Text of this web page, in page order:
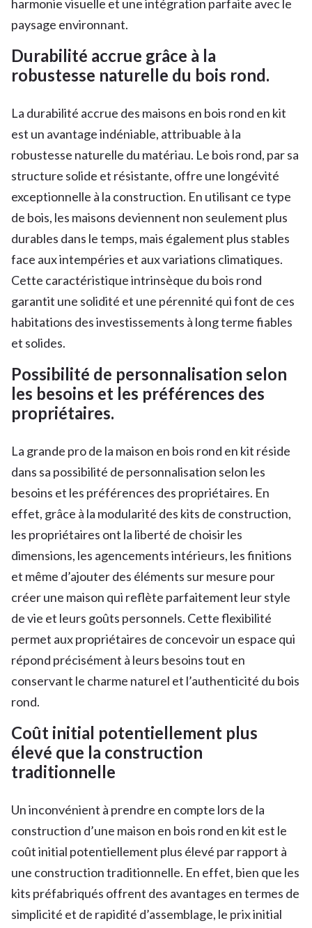
harmonie visuelle et une intégration parfaite avec le
paysage environnant.
Durabilité accrue grâce à la
robustesse naturelle du bois rond.
La durabilité accrue des maisons en bois rond en kit
est un avantage indéniable, attribuable à la
robustesse naturelle du matériau. Le bois rond, par sa
structure solide et résistante, offre une longévité
exceptionnelle à la construction. En utilisant ce type
de bois, les maisons deviennent non seulement plus
durables dans le temps, mais également plus stables
face aux intempéries et aux variations climatiques.
Cette caractéristique intrinsèque du bois rond
garantit une solidité et une pérennité qui font de ces
habitations des investissements à long terme fiables
et solides.
Possibilité de personnalisation selon
les besoins et les préférences des
propriétaires.
La grande pro de la maison en bois rond en kit réside
dans sa possibilité de personnalisation selon les
besoins et les préférences des propriétaires. En
effet, grâce à la modularité des kits de construction,
les propriétaires ont la liberté de choisir les
dimensions, les agencements intérieurs, les finitions
et même d’ajouter des éléments sur mesure pour
créer une maison qui reflète parfaitement leur style
de vie et leurs goûts personnels. Cette flexibilité
permet aux propriétaires de concevoir un espace qui
répond précisément à leurs besoins tout en
conservant le charme naturel et l’authenticité du bois
rond.
Coût initial potentiellement plus
élevé que la construction
traditionnelle
Un inconvénient à prendre en compte lors de la
construction d’une maison en bois rond en kit est le
coût initial potentiellement plus élevé par rapport à
une construction traditionnelle. En effet, bien que les
kits préfabriqués offrent des avantages en termes de
simplicité et de rapidité d’assemblage, le prix initial